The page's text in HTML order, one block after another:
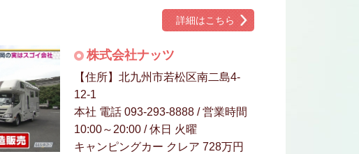
詳細はこちら
株式会社ナッツ
【住所】北九州市若松区南二島4-
12-1
本社 電話 093-293-8888 / 営業時間
10:00～20:00 / 休日 火曜
キャンピングカー クレア 728万円